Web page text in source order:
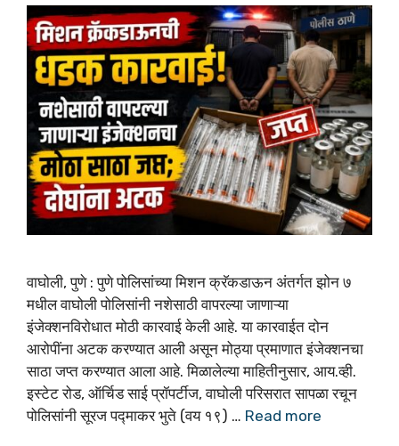
वाघोली, पुणे : पुणे पोलिसांच्या मिशन क्रॅकडाऊन अंतर्गत झोन ७
मधील वाघोली पोलिसांनी नशेसाठी वापरल्या जाणाऱ्या
इंजेक्शनविरोधात मोठी कारवाई केली आहे. या कारवाईत दोन
आरोपींना अटक करण्यात आली असून मोठ्या प्रमाणात इंजेक्शनचा
साठा जप्त करण्यात आला आहे. मिळालेल्या माहितीनुसार, आय.व्ही.
इस्टेट रोड, ऑर्चिड साई प्रॉपर्टीज, वाघोली परिसरात सापळा रचून
पोलिसांनी सूरज पद्माकर भुते (वय १९) … Read more